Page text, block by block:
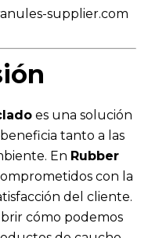
supplier.com
es una solución
tanto a las
En Rubber
con la
del cliente.
cómo podemos